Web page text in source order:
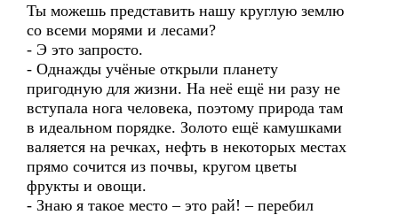
Ты можешь представить нашу круглую землю
со всеми морями и лесами?
- Э это запросто.
- Однажды учёные открыли планету
пригодную для жизни. На неё ещё ни разу не
вступала нога человека, поэтому природа там
в идеальном порядке. Золото ещё камушками
валяется на речках, нефть в некоторых местах
прямо сочится из почвы, кругом цветы
фрукты и овощи.
- Знаю я такое место – это рай! – перебил